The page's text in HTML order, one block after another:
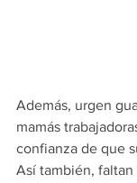
Además, urgen
mamás
confianza de que
Así también, faltan